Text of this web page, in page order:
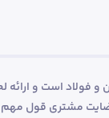
و فولاد است و
مشتری قول مهم